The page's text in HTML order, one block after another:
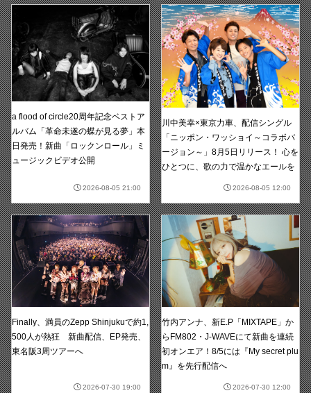
a flood of circle20周年記念ベストア
ルバム「革命未遂の蝶が見る夢」本
日発売！新曲「ロックンロール」ミ
ュージックビデオ公開
2026-08-05 21:00
川中美幸×東京力車、配信シングル
「ニッポン・ワッショイ～コラボバ
ージョン～」8月5日リリース！ 心を
ひとつに、歌の力で温かなエールを
2026-08-05 12:00
Finally、満員のZepp Shinjukuで約1,
500人が熱狂 新曲配信、EP発売、
東名阪3周ツアーへ
2026-07-30 19:00
竹内アンナ、新E.P「MIXTAPE」か
らFM802・J-WAVEにて新曲を連続
初オンエア！8/5には『My secret plu
m』を先行配信へ
2026-07-30 12:00